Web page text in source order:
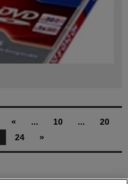
« ... 10 ...
20
24 »